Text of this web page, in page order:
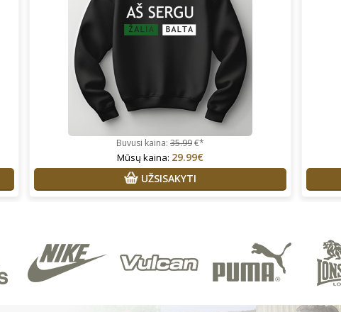
Buvusi kaina: 35.99€*
Mūsų kaina: 29.99€
UŽSISAKYTI